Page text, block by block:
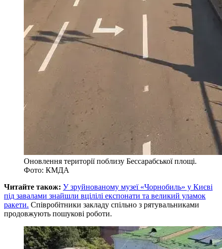
Оновлення території поблизу Бессарабської площі.
Фото: КМДА
Читайте також: У зруйнованому музеї «Чорнобиль» у Києві
під завалами знайшли вцілілі експонати та великий уламок
ракети. Співробітники закладу спільно з рятувальниками
продовжують пошукові роботи.